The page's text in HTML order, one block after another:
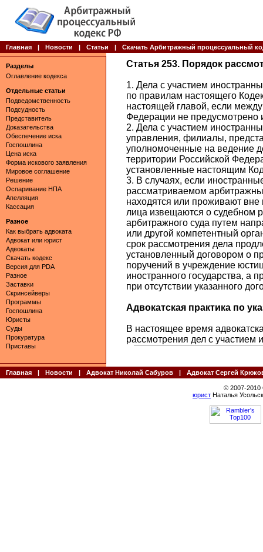
Главная | Новости | Статьи | Скачать Арбитражный процессуальный
Разделы
Оглавление кодекса
Отдельные статьи
Подведомственность
Подсудность
Представитель
Доказательства
Обеспечение иска
Госпошлина
Цена иска
Форма искового заявления
Мировое соглашение
Решение
Оспаривание НПА
Апелляция
Кассация
Разное
Как выбрать адвоката
Адвокат или юрист
Адвокаты
Скачать кодекс
Версия для PDA
Разное
Заставки
Скринсейверы
Программы
Госпошлина
Юристы
Суды
Прокуратура
Приставы
Статья 253. Порядок
1. Дела с участием
по правилам настоящего
настоящей главой, если
Федерации не предусмотрено
2. Дела с участием
управления, филиалы,
уполномоченные на ведение
территории Российской
установленные настоящим
3. В случаях, если
рассматриваемом
находятся или проживают
лица извещаются о судебном
арбитражного суда путем
или другой компетентный
срок рассмотрения дела
установленный договором о
поручений в учреждение
иностранного государства, а
при отсутствии указанного
Адвокатская практика по
В настоящее время
рассмотрения дел с участием
Главная | Новости | Адвокат Николай Сабуров | Адвокат Сергей
© 2007-
юрист Наталья